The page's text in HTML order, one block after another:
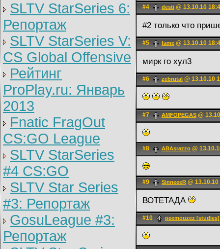
SLTV StarSeries 6:
Репортаж
SLTV StarSeries V:
CS Global Offensive
Рейтинг
ProPlay.ru: Январь
2013
Fnatic FragOut
CS:GO League
SLTV StarSeries
#4 CS:GO
SLTV Star Series
#3: Репортаж
GosuLeague #3:
Репортаж
#4 desti @ 13.10.10
#2 только что
#5 fame @ 13.10.10
мирк го хул3
#6 zebrutal @ 13.10.10
#7 AMFOPEGAS @
#8 ABAsrazzo @
#9 SinneeeR @
ВОТЕТАДА
#10 peemouzez [studies]